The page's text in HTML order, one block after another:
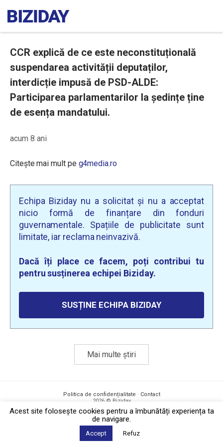
CCR explică de ce este neconstituțională
suspendarea activității deputaților,
interdicție impusă de PSD-ALDE:
Participarea parlamentarilor la ședințe ține
de esența mandatului.
acum 8 ani
Citește mai mult pe g4media.ro
Echipa Biziday nu a solicitat și nu a acceptat
nicio formă de finanțare din fonduri
guvernamentale. Spațiile de publicitate sunt
limitate, iar reclama neinvazivă.
Dacă îți place ce facem, poți contribui tu
pentru susținerea echipei Biziday.
SUSȚINE ECHIPA BIZIDAY
Mai multe știri
Politica de confidențialitate · Contact
2026 © Biziday
Acest site foloseşte cookies pentru a îmbunătăți experiența ta
de navigare.
Accept Refuz